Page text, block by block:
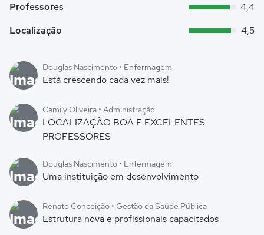
Professores
4,4
Localização
4,5
Douglas Nascimento • Enfermagem
Está crescendo cada vez mais!
Camily Oliveira • Administração
LOCALIZAÇÃO BOA E EXCELENTES
PROFESSORES
Douglas Nascimento • Enfermagem
Uma instituição em desenvolvimento
Renato Conceição • Gestão da Saúde Pública
Estrutura nova e profissionais capacitados